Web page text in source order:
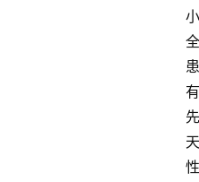
小
全
患
有
先
天
性